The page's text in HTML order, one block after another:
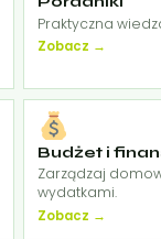
Praktyczna
Zobacz →
Budżet i
Zarządzaj
wydatkami.
Zobacz →